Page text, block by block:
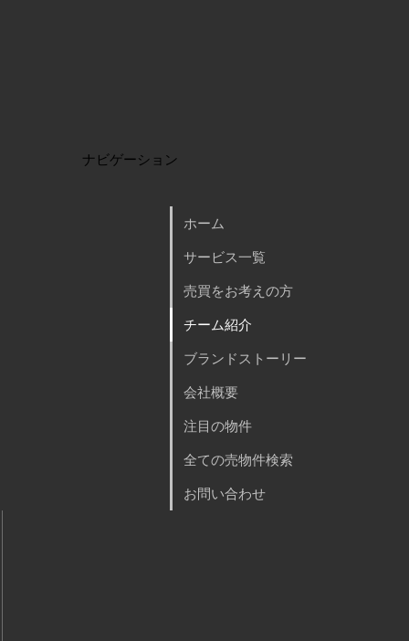
ナビゲーション
ホーム
サービス一覧
売買をお考えの方
チーム紹介
ブランドストーリー
会社概要
注目の物件
全ての売物件検索
お問い合わせ